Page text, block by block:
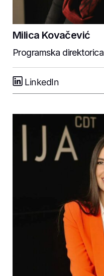
Milica Kovačević
Programska direktorica
LinkedIn